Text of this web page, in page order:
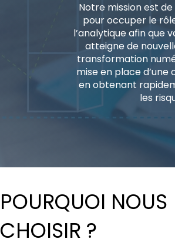
Notre mission est
pour occuper le
l’analytique afin que
atteigne de
transformation
mise en place d’une
en obtenant
les
POURQUOI NOUS
CHOISIR ?